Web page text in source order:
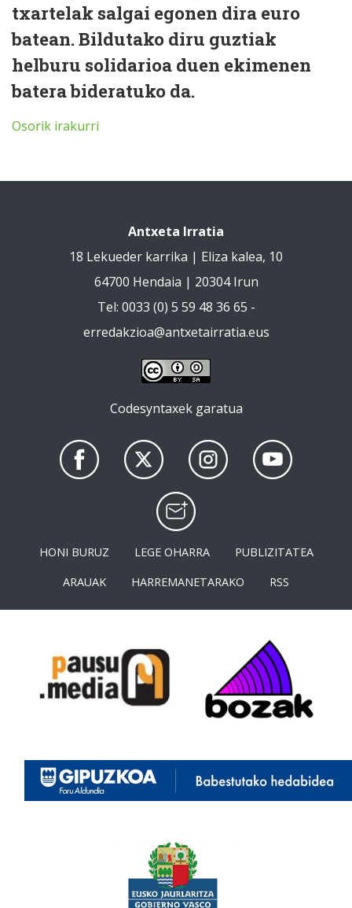
txartelak salgai egonen dira euro
batean. Bildutako diru guztiak
helburu solidarioa duen ekimenen
batera bideratuko da.
Osorik irakurri
Antxeta Irratia
18 Lekueder karrika | Eliza kalea, 10
64700 Hendaia | 20304 Irun
Tel: 0033 (0) 5 59 48 36 65 -
erredakzioa@antxetairratia.eus
Codesyntaxek garatua
HONI BURUZ LEGE OHARRA
PUBLIZITATEA
ARAUAK
HARREMANETARAKO RSS